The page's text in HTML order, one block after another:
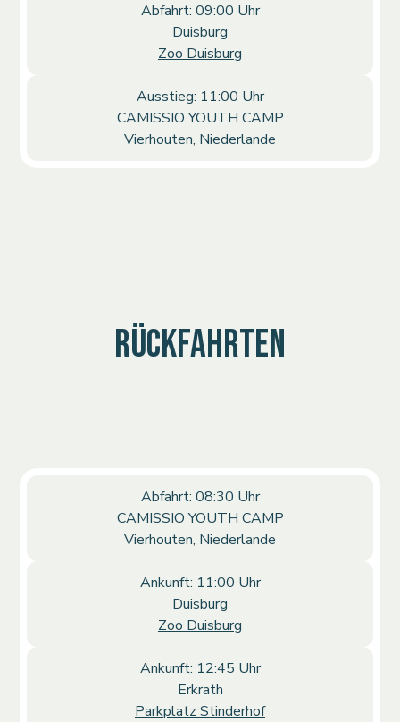
Abfahrt: 09:00 Uhr
Duisburg
Zoo Duisburg
Ausstieg: 11:00 Uhr
CAMISSIO YOUTH CAMP
Vierhouten, Niederlande
RÜCKFAHRTEN
Abfahrt: 08:30 Uhr
CAMISSIO YOUTH CAMP
Vierhouten, Niederlande
Ankunft: 11:00 Uhr
Duisburg
Zoo Duisburg
Ankunft: 12:45 Uhr
Erkrath
Parkplatz Stinderhof